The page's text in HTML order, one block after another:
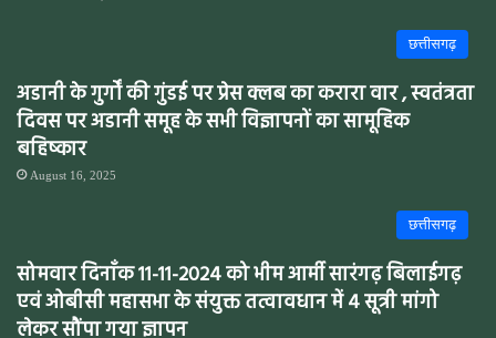
छत्तीसगढ़
अडानी के गुर्गों की गुंडई पर प्रेस क्लब का करारा वार , स्वतंत्रता
दिवस पर अडानी समूह के सभी विज्ञापनों का सामूहिक
बहिष्कार
August 16, 2025
छत्तीसगढ़
सोमवार दिनाँक 11-11-2024 को भीम आर्मी सारंगढ़ बिलाईगढ़
एवं ओबीसी महासभा के संयुक्त तत्वावधान में 4 सूत्री मांगो
लेकर सौंपा गया ज्ञापन